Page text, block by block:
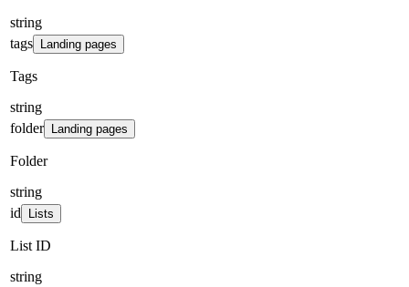
string
tags
Landing pages
Tags
string
folder
Landing pages
Folder
string
id
Lists
List ID
string